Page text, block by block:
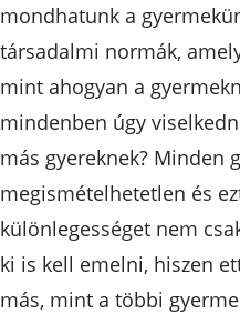
mondhatunk a
társadalmi normák,
mint ahogyan a
mindenben úgy
más gyereknek? Minden
megismételhetetlen és
különlegességet nem
ki is kell emelni, hiszen
más, mint a többi